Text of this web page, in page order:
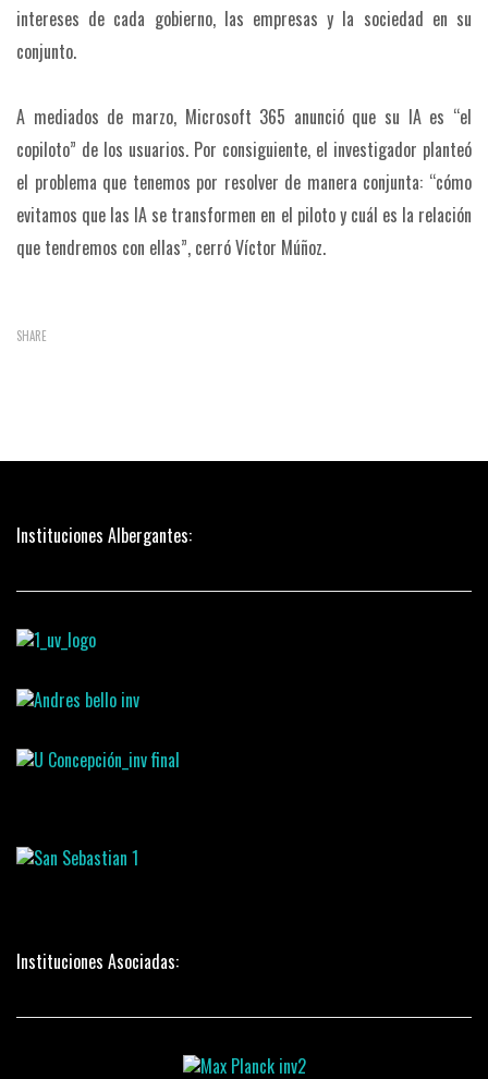
intereses de cada gobierno, las empresas y la sociedad en su
conjunto.
A mediados de marzo, Microsoft 365 anunció que su IA es “el
copiloto” de los usuarios. Por consiguiente, el investigador planteó
el problema que tenemos por resolver de manera conjunta: “cómo
evitamos que las IA se transformen en el piloto y cuál es la relación
que tendremos con ellas”, cerró Víctor Múñoz.
SHARE
Instituciones Albergantes:
Instituciones Asociadas: